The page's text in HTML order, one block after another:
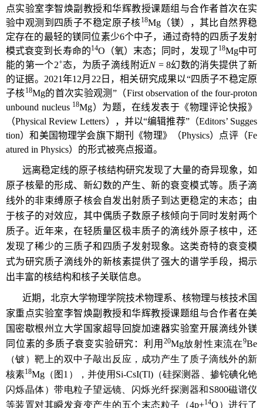
点实验室李智焕副教授和华辉教授课题组与合作者首次在实
验中观测到四质子不稳定原子核18Mg（镁），其比自然界稳
定存在的最轻的镁同位素少6个中子，通过奇特的四质子发射
模式衰变到长寿命的14O（氧）末态；同时，发现了 18Mg中可
能的第一个2+态，为质子滴线附近N= 8幻数的消失提供了新
的证据。2021年12月22日，相关研究成果以“四质子不稳定原
子核18Mg的首次实验观测”（First observation of the four-proton
unbound nucleus 18Mg）为题，在线发表于《物理评论快报》
（Physical Review Letters），并以“编辑推荐”（Editors’ Sugges
tion）和美国物理学会旗下期刊《物理》（Physics）点评（Fe
atured in Physics）的形式被亮点报道。
远离稳定线的原子核结构研究发现了大量的奇异现象，如
原子核晕的形成、新幻数的产生、新的衰变模式等。质子滴
线外的非束缚原子核会自发出射质子到达更稳定的末态；由
于核子的对效应，其中偶质子数原子核倾向于同时发射两个
质子。近年来，在轻质量区极丰质子的滴线外原子核中，还
发现了稀少的三质子和四质子发射现象。这类奇特的衰变模
式为研究质子滴线外的新核素提供了强大的谱学手段，揭示
出丰富的核结构和核子关联信息。
近期，北京大学物理学院技术物理系、核物理与核技术国
家重点实验室李智焕副教授和华辉教授课题组与合作者在美
国密歇根州立大学国家超导回旋加速器实验室开展滴线外镁
同位素的多质子衰变实验研究：利用 20Mg放射性束流在9Be
（铍）靶上的双中子敲出反应，成功产生了质子滴线外的新
核素18Mg（图1），并使用Si-CsI(Tl)（硅探测器、掺铊碘化铯
闪烁晶体）带电粒子望远镜、闪烁光纤探测器和S800磁谱仪
等装置对其瞬发衰变产生的五个末态粒子（4p+14O）进行了